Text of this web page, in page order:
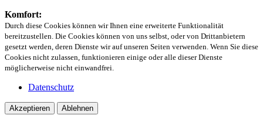
Komfort:
Durch diese Cookies können wir Ihnen eine erweiterte Funktionalität
bereitzustellen. Die Cookies können von uns selbst, oder von Drittanbietern
gesetzt werden, deren Dienste wir auf unseren Seiten verwenden. Wenn Sie diese
Cookies nicht zulassen, funktionieren einige oder alle dieser Dienste
möglicherweise nicht einwandfrei.
Datenschutz
Akzeptieren Ablehnen